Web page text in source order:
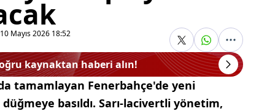
10 Mayıs 2026 18:52
kaynaktan haberi alın!
tamamlayan Fenerbahçe'de yeni
basıldı. Sarı-lacivertli yönetim,